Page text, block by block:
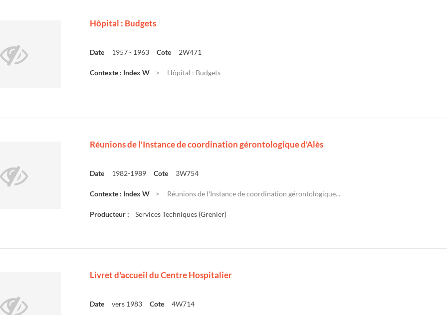
Hôpital : Budgets
Date 1957 - 1963 Cote 2W471
Contexte : Index W Hôpital : Budgets
Réunions de l'Instance de coordination gérontologique d'Alès
Date 1982-1989 Cote 3W754
Contexte : Index W Réunions de l'Instance de coordination gérontologique...
Producteur : Services Techniques (Grenier)
Livret d'accueil du Centre Hospitalier
Date vers 1983 Cote 4W714